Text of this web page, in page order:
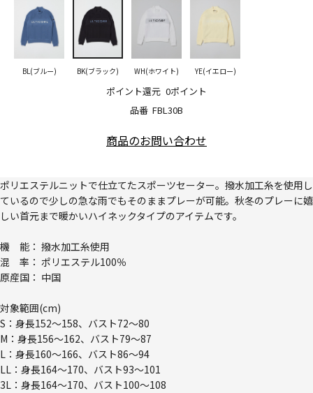
品番 FBL30B
ポイント還元 0ポイント
BL(ブルー) BK(ブラック) WH(ホワイト) YE(イエロー)
商品のお問い合わせ
ポリエステルニットで仕立てたスポーツセーター。撥水加工糸を使用し
ているので少しの急な雨でもそのままプレーが可能。秋冬のプレーに嬉
しい首元まで暖かいハイネックタイプのアイテムです。
機 能： 撥水加工糸使用
混 率： ポリエステル100％
原産国： 中国
対象範囲(cm)
S：身長152～158、バスト72～80
M：身長156～162、バスト79～87
L：身長160～166、バスト86～94
LL：身長164～170、バスト93～101
3L：身長164～170、バスト100～108